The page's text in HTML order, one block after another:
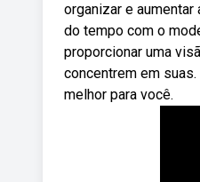
organizar e
do tempo com o
proporcionar uma
concentrem em
melhor para você.